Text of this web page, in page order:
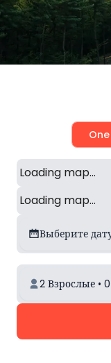
Loading map...
Loading map...
Выберите
2 Взрослые •